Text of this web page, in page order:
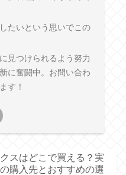
たいという思いでこの
見つけられるよう努力
に奮闘中。お問い合わ
す！
スはどこで買える？実
購入先とおすすめの選